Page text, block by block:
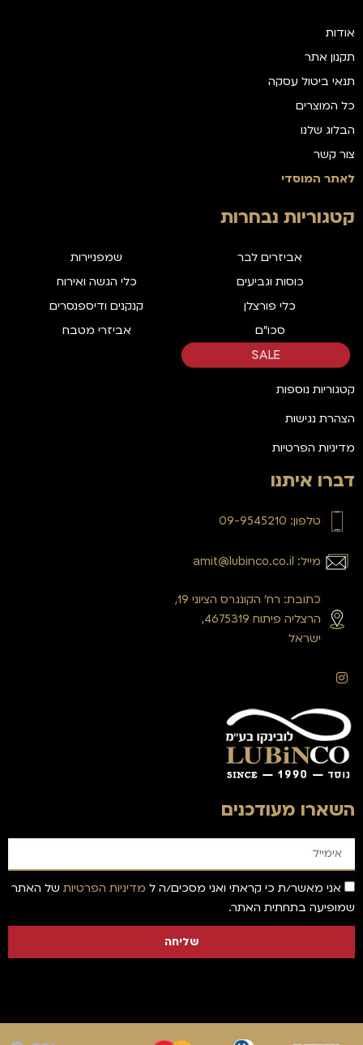
אודות
תקנון אתר
תנאי ביטול עסקה
כל המוצרים
הבלוג שלנו
צור קשר
לאתר המוסדי
קטגוריות נבחרות
אביזרים לבר
שמפניירות
כוסות וגביעים
כלי הגשה ואירוח
כלי פורצלן
קנקנים ודיספנסרים
סכו"ם
אביזרי מטבח
SALE
קטגוריות נוספות
הצהרת נגישות
מדיניות הפרטיות
דברו איתנו
טלפון: 09-9545210
מייל: amit@lubinco.co.il
כתובת: רח’ הקונגרס הציוני 19,
הרצליה פיתוח 4675319,
ישראל
השארו מעודכנים
אני מאשר/ת כי קראתי ואני מסכים/ה ל מדיניות הפרטיות של האתר
שמופיעה בתחתית האתר.
שליחה